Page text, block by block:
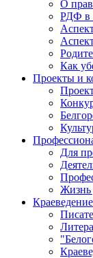
О
РДФ в
Как
Проекты и
Для
Жизнь
Краеведение